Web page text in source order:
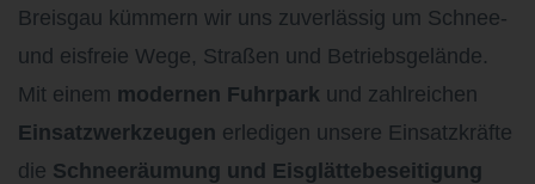
Breisgau kümmern wir uns zuverlässig um Schnee-
und eisfreie Wege, Straßen und Betriebsgelände.
Mit einem modernen Fuhrpark und zahlreichen
Einsatzwerkzeugen erledigen unsere Einsatzkräfte
die Schneeräumung und Eisglättebeseitigung